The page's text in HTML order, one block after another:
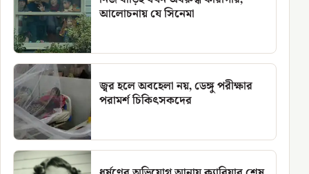
আলোচনায় যে সিনেমা
জ্বর হলে অবহেলা নয়, ডেঙ্গু পরীক্ষার
পরামর্শ চিকিৎসকদের